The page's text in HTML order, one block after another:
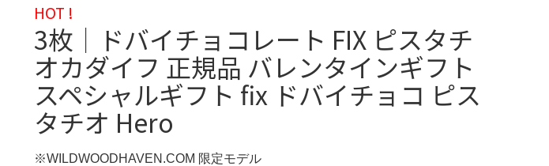
HOT !
3枚│ドバイチョコレート FIX ピスタチ
オカダイフ 正規品 バレンタインギフト
スペシャルギフト fix ドバイチョコ ピス
タチオ Hero
※WILDWOODHAVEN.COM 限定モデル